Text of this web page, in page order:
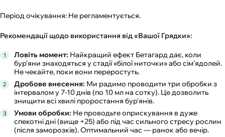
Період очікування: Не регламентується.
Рекомендації щодо використання від «Вашої Грядки»:
Ловіть момент: Найкращий ефект Бетагард дає, коли
бур'яни знаходяться у стадії «білої ниточки» або сім'ядолей.
Не чекайте, поки вони переростуть.
Дробове внесення: Ми радимо проводити три обробки з
інтервалом у 7-10 днів (по 10 мл на сотку). Це дозволить
знищити всі хвилі проростання бур'янів.
Умови обробки: Не проводьте оприскування в дуже
спекотні дні (вище +25) або під час сильного стресу рослин
(після заморозків). Оптимальний час — ранок або вечір.